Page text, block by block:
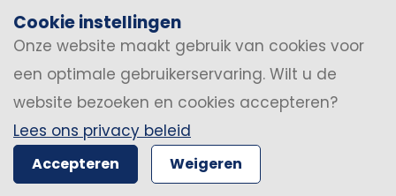
Cookie instellingen
Onze website maakt gebruik van cookies voor
een optimale gebruikerservaring. Wilt u de
website bezoeken en cookies accepteren?
Lees ons privacy beleid
Accepteren Weigeren